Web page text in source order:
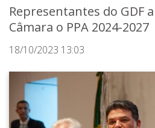
Representantes do GDF
Câmara o PPA 2024-2027
18/10/2023 13:03